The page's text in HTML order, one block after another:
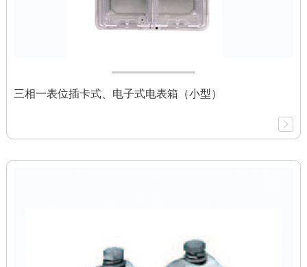
三相一表位插卡式、电子式电表箱（小型）